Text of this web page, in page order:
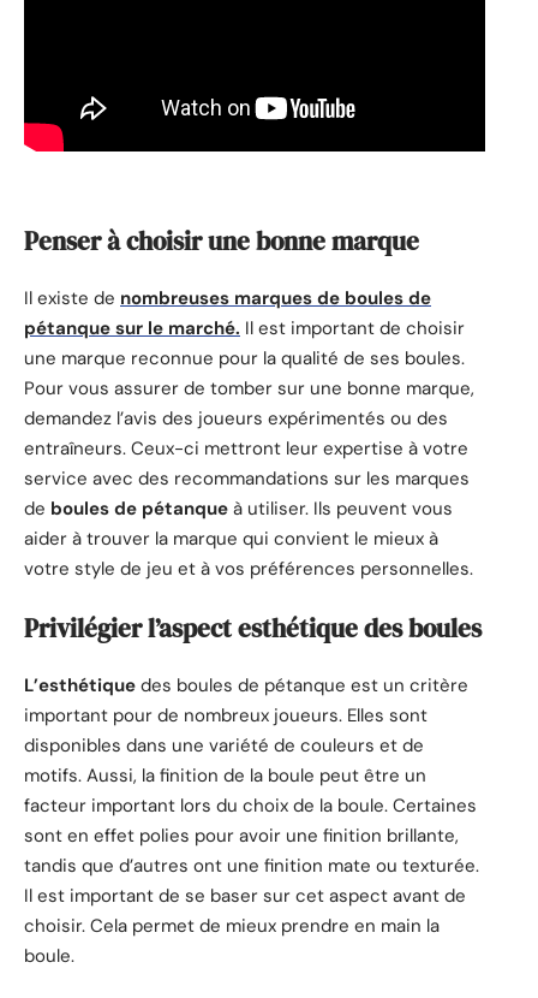
Penser à choisir une bonne marque
Il existe de nombreuses marques de boules de
pétanque sur le marché. Il est important de choisir
une marque reconnue pour la qualité de ses boules.
Pour vous assurer de tomber sur une bonne marque,
demandez l’avis des joueurs expérimentés ou des
entraîneurs. Ceux-ci mettront leur expertise à votre
service avec des recommandations sur les marques
de boules de pétanque à utiliser. Ils peuvent vous
aider à trouver la marque qui convient le mieux à
votre style de jeu et à vos préférences personnelles.
Privilégier l’aspect esthétique des boules
L’esthétique des boules de pétanque est un critère
important pour de nombreux joueurs. Elles sont
disponibles dans une variété de couleurs et de
motifs. Aussi, la finition de la boule peut être un
facteur important lors du choix de la boule. Certaines
sont en effet polies pour avoir une finition brillante,
tandis que d’autres ont une finition mate ou texturée.
Il est important de se baser sur cet aspect avant de
choisir. Cela permet de mieux prendre en main la
boule.